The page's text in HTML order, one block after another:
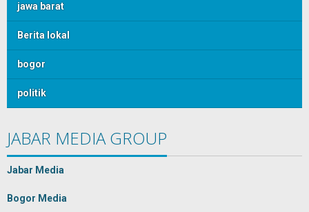
jawa barat
Berita lokal
bogor
politik
JABAR MEDIA GROUP
Jabar Media
Bogor Media